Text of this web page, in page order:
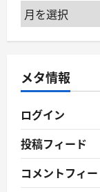
ア
ー
カ
ブ
メタ情報
ログイン
投稿フィード
コメントフィ